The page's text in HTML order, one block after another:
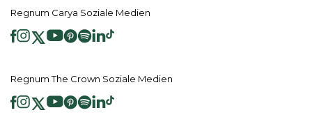
Regnum Carya Soziale Medien
Regnum The Crown Soziale Medien